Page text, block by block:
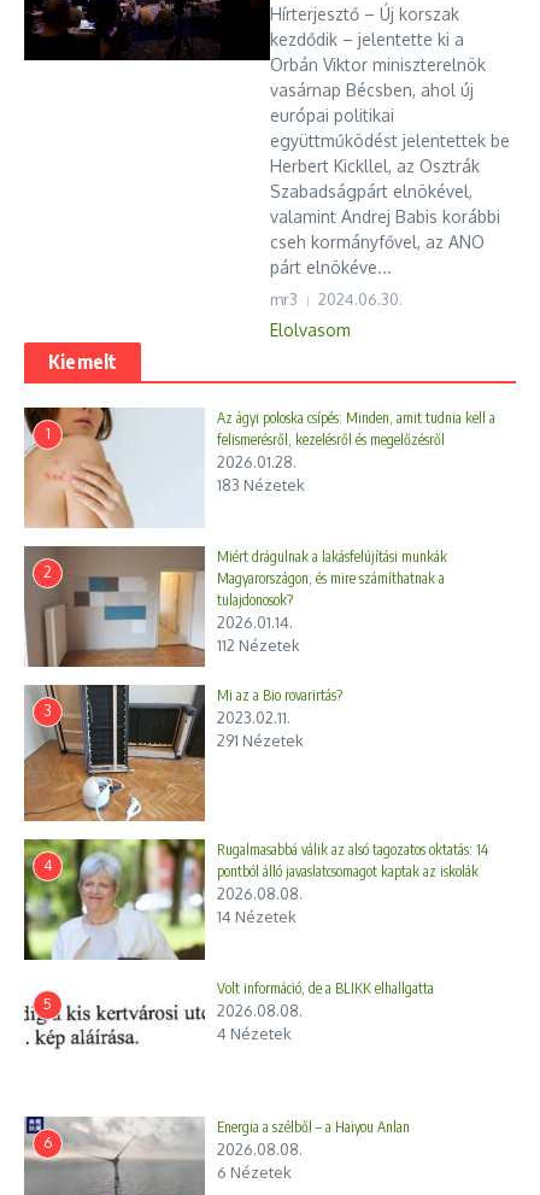
Hírterjesztő – Új korszak
kezdődik – jelentette ki a
Orbán Viktor miniszterelnök
vasárnap Bécsben, ahol új
európai politikai
együttműködést jelentettek be
Herbert Kickllel, az Osztrák
Szabadságpárt elnökével,
valamint Andrej Babis korábbi
cseh kormányfővel, az ANO
párt elnökéve...
mr3 2024.06.30.
Elolvasom
Kiemelt
1
Az ágyi poloska csípés: Minden, amit tudnia kell a
felismerésről, kezelésről és megelőzésről
2026.01.28.
183 Nézetek
2
Miért drágulnak a lakásfelújítási munkák
Magyarországon, és mire számíthatnak a
tulajdonosok?
2026.01.14.
112 Nézetek
3
Mi az a Bio rovarirtás?
2023.02.11.
291 Nézetek
4
Rugalmasabbá válik az alsó tagozatos oktatás: 14
pontból álló javaslatcsomagot kaptak az iskolák
2026.08.08.
14 Nézetek
5
Volt információ, de a BLIKK elhallgatta
2026.08.08.
4 Nézetek
6
Energia a szélből – a Haiyou Anlan
2026.08.08.
6 Nézetek